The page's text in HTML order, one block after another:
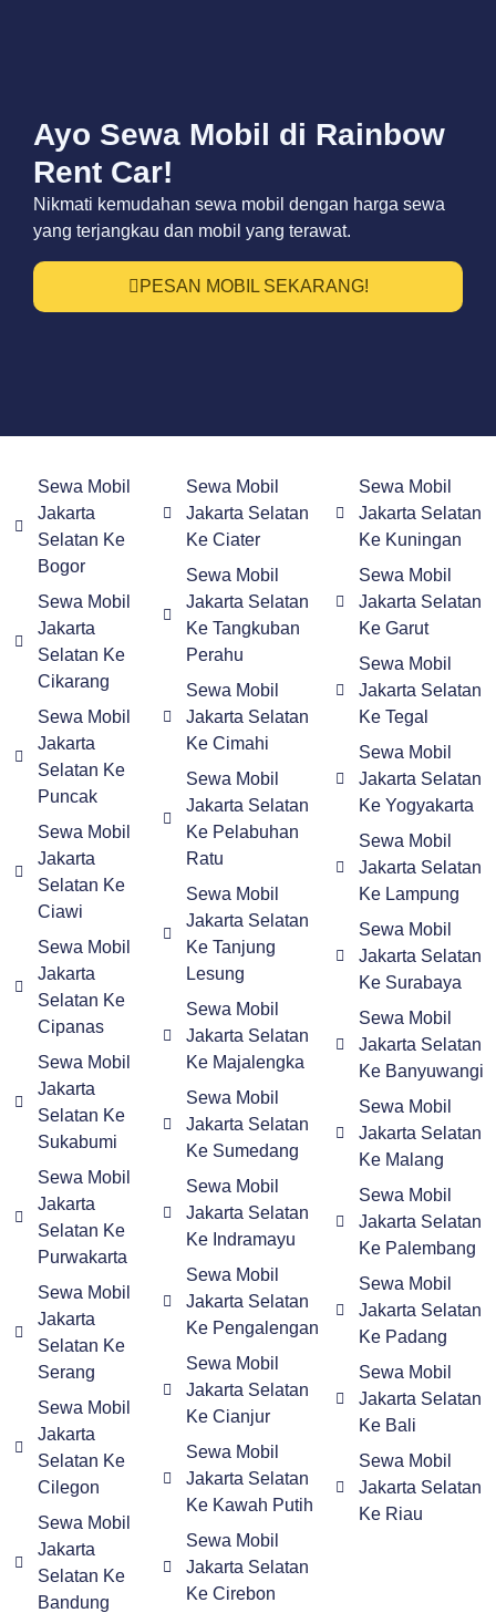
Ayo Sewa Mobil di Rainbow
Rent Car!
Nikmati kemudahan sewa mobil dengan harga sewa
yang terjangkau dan mobil yang terawat.
PESAN MOBIL SEKARANG!
Sewa Mobil
Jakarta
Selatan Ke
Bogor
Sewa Mobil
Jakarta
Selatan Ke
Cikarang
Sewa Mobil
Jakarta
Selatan Ke
Puncak
Sewa Mobil
Jakarta
Selatan Ke
Ciawi
Sewa Mobil
Jakarta
Selatan Ke
Cipanas
Sewa Mobil
Jakarta
Selatan Ke
Sukabumi
Sewa Mobil
Jakarta
Selatan Ke
Purwakarta
Sewa Mobil
Jakarta
Selatan Ke
Serang
Sewa Mobil
Jakarta
Selatan Ke
Cilegon
Sewa Mobil
Jakarta
Selatan Ke
Bandung
Sewa Mobil
Jakarta Selatan
Ke Ciater
Sewa Mobil
Jakarta Selatan
Ke Tangkuban
Perahu
Sewa Mobil
Jakarta Selatan
Ke Cimahi
Sewa Mobil
Jakarta Selatan
Ke Pelabuhan
Ratu
Sewa Mobil
Jakarta Selatan
Ke Tanjung
Lesung
Sewa Mobil
Jakarta Selatan
Ke Majalengka
Sewa Mobil
Jakarta Selatan
Ke Sumedang
Sewa Mobil
Jakarta Selatan
Ke Indramayu
Sewa Mobil
Jakarta Selatan
Ke Pengalengan
Sewa Mobil
Jakarta Selatan
Ke Cianjur
Sewa Mobil
Jakarta Selatan
Ke Kawah Putih
Sewa Mobil
Jakarta Selatan
Ke Cirebon
Sewa Mobil
Jakarta Selatan
Ke Kuningan
Sewa Mobil
Jakarta Selatan
Ke Garut
Sewa Mobil
Jakarta Selatan
Ke Tegal
Sewa Mobil
Jakarta Selatan
Ke Yogyakarta
Sewa Mobil
Jakarta Selatan
Ke Lampung
Sewa Mobil
Jakarta Selatan
Ke Surabaya
Sewa Mobil
Jakarta Selatan
Ke Banyuwangi
Sewa Mobil
Jakarta Selatan
Ke Malang
Sewa Mobil
Jakarta Selatan
Ke Palembang
Sewa Mobil
Jakarta Selatan
Ke Padang
Sewa Mobil
Jakarta Selatan
Ke Bali
Sewa Mobil
Jakarta Selatan
Ke Riau